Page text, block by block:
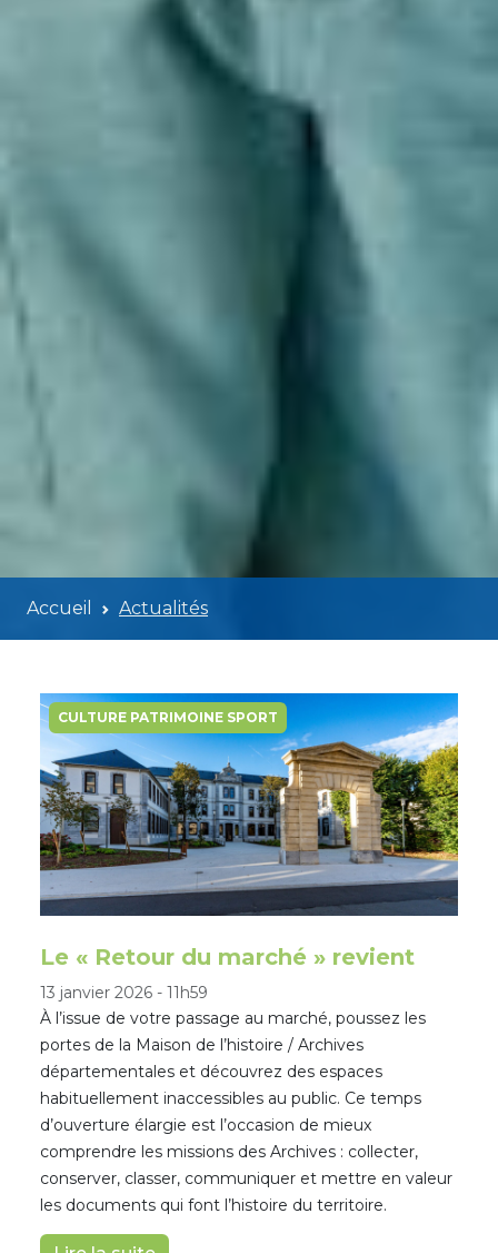
Accueil Actualités
CULTURE PATRIMOINE SPORT
Le « Retour du marché » revient
13 janvier 2026 - 11h59
À l’issue de votre passage au marché, poussez les
portes de la Maison de l’histoire / Archives
départementales et découvrez des espaces
habituellement inaccessibles au public. Ce temps
d’ouverture élargie est l’occasion de mieux
comprendre les missions des Archives : collecter,
conserver, classer, communiquer et mettre en valeur
les documents qui font l’histoire du territoire.